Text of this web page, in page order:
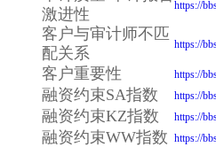
激进性
https://
客户与审计师不匹
配关系
https://
客户重要性 https://
融资约束SA指数 https://
融资约束KZ指数 https://
融资约束WW指数 https://